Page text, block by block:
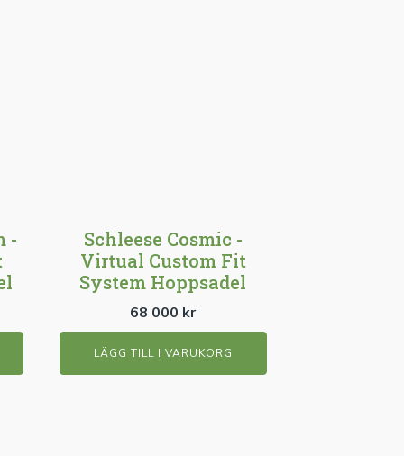
-
Schleese Cosmic -
Virtual Custom Fit
System Hoppsadel
68 000 kr
LÄGG TILL I VARUKORG